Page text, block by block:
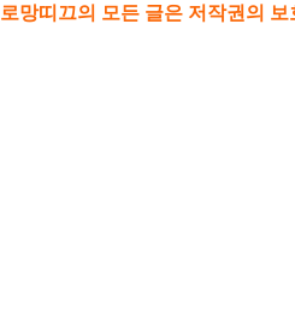
로망띠끄의 모든 글은 저작권의